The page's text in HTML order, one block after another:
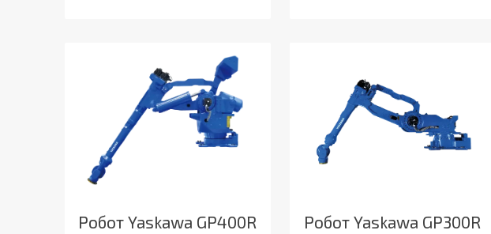
Робот Yaskawa GP400R Робот Yaskawa GP300R